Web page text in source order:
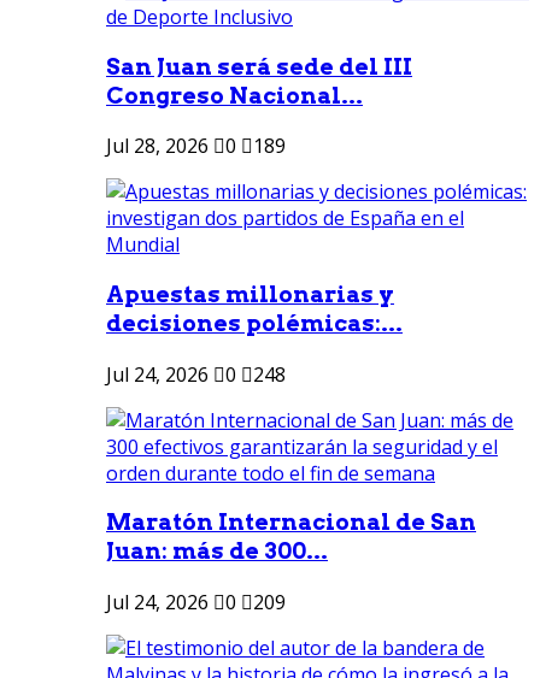
San Juan será sede del III
Congreso Nacional...
Jul 28, 2026 0 189
Apuestas millonarias y
decisiones polémicas:...
Jul 24, 2026 0 248
Maratón Internacional de San
Juan: más de 300...
Jul 24, 2026 0 209